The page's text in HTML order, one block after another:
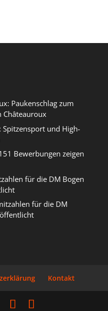
Paukenschlag zum
Châteauroux
Spitzensport und High-
Bewerbungen zeigen
für die DM Bogen
für die DM
Kontakt